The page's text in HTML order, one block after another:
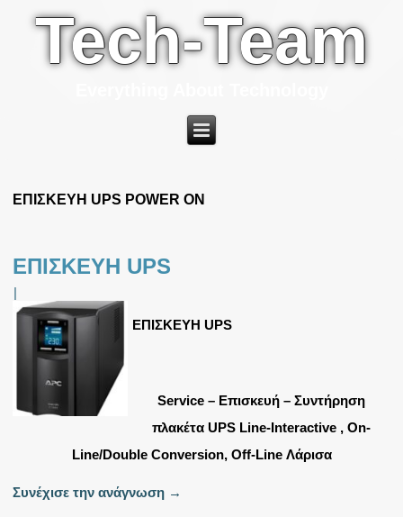
Tech-Team
ΕΠΙΣΚΕΥΗ UPS POWER ON
ΕΠΙΣΚΕΥΗ UPS
|
ΕΠΙΣΚΕΥΗ UPS
Service – Επισκευή – Συντήρηση
πλακέτα UPS Line-Interactive , On-
Line/Double Conversion, Off-Line Λάρισα
Συνέχισε την ανάγνωση →